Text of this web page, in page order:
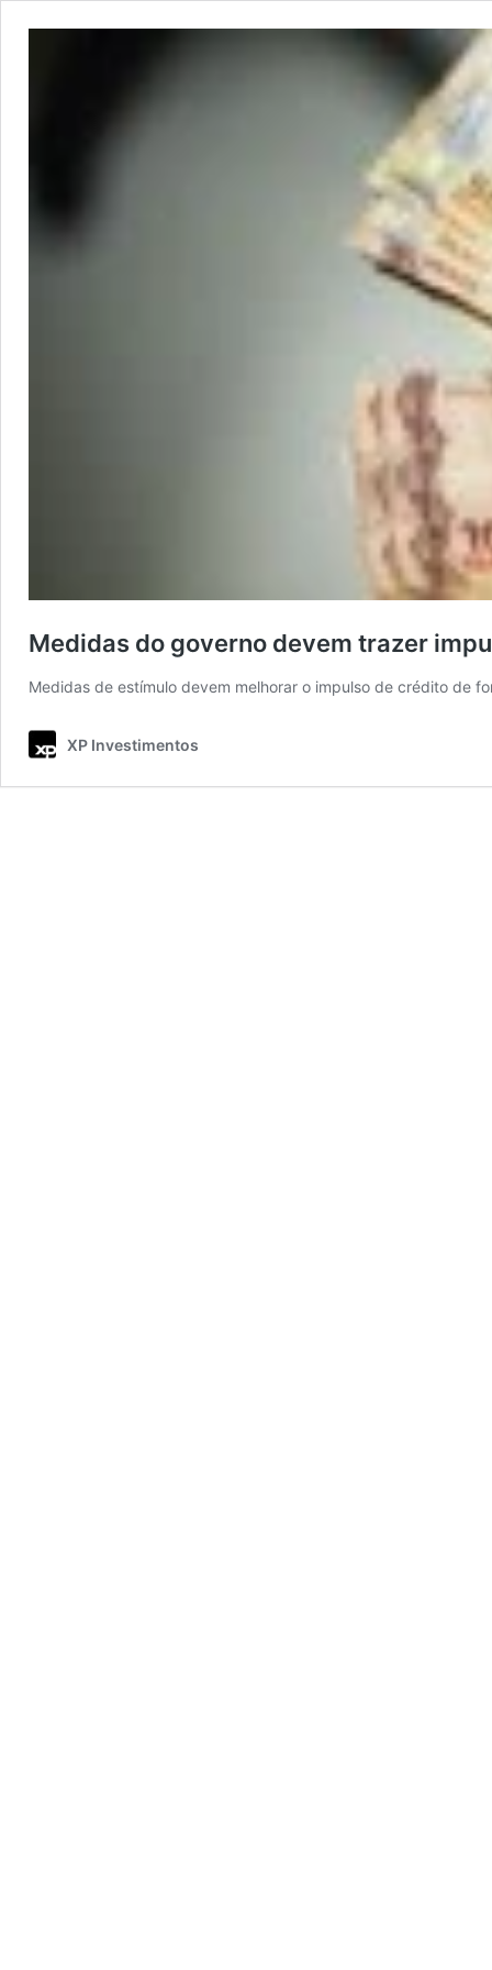
Medidas do governo devem trazer
Medidas de estímulo devem melhorar o impulso de crédito de
XP Investimentos